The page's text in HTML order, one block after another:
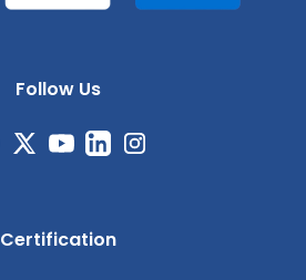
Follow Us
Certification